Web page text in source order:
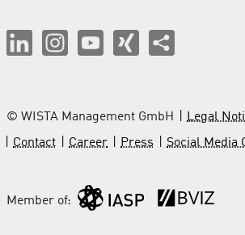
© WISTA Management GmbH Legal
Contact
Career Press Social Media
Member of: